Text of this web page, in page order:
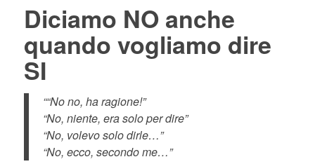
Diciamo NO anche
quando vogliamo dire
SI
““No no, ha ragione!”
“No, niente, era solo per dire”
“No, volevo solo dirle…”
“No, ecco, secondo me…”